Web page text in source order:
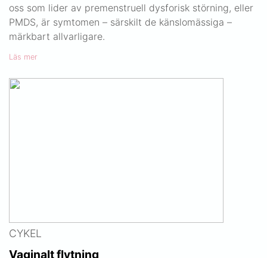
oss som lider av premenstruell dysforisk störning, eller
PMDS, är symtomen – särskilt de känslomässiga –
märkbart allvarligare.
Läs mer
CYKEL
Vaginalt flytning